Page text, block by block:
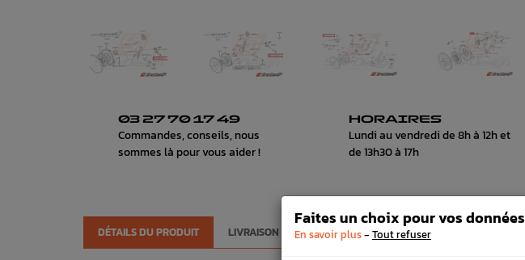
03 27 70 17 49
Commandes, conseils, nous
sommes là pour vous aider !
HORAIRES
Lundi au vendredi de 8h à 12h et
de 13h30 à 17h
DÉTAILS DU PRODUIT LIVRAISON VÉHICULES COMPATIBLE
Faites un choix pour vos données
En savoir plus- Tout refuser